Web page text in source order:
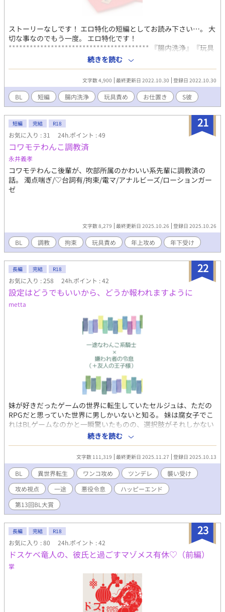
ストーリーなしです！ エロ特化の短編としてお読み下さい…。 大
切な事なのでもう一度。 エロ特化です！
**************************************** 『腸内洗浄』『玩具
責め』『お仕置き』 性欲に忠実でモラルが低い恋人に、浮気のお
仕置きをするお話しです。 キャプションで危ないな、と思った方
はそっと見なかった事にして下さい…。
続きを読む
文字数 4,900 最終更新日 2022.10.30 登録日 2022.10.30
BL 短編 腸内洗浄 玩具責め お仕置き S彼
21
短編 完結 R18
お気に入り : 31 24h.ポイント : 49
コワモテわんこ調教済
永井義孝
コワモテわんこ後輩が、吹部所属のかわいい系先輩に調教済の
話。 濁点喘ぎ/♡台詞有/拘束/電マ/アナルビーズ/ローションガー
ゼ
文字数 8,279 最終更新日 2025.10.26 登録日 2025.10.26
BL 調教 拘束 玩具責め 年上攻め 年下受け
22
長編 完結 R18
お気に入り : 258 24h.ポイント : 42
設定はどうでもいいから、どうか報われますように
metta
妹が好きだったゲームの世界に転生していたセルジュは、ただの
RPGだと思っていた世界に男しかいないと知る。 妹は腐女子でこ
れはBLゲームなのかと一瞬驚いたものの、選択肢がそれしかない
ならまあいいかと開き直り、主人公として第二の人生を謳歌しよ
うと心に決める。 しかし仲が良すぎる両親に悪意なく体よく追い
出された先の王都で、ラスボスの幼少期らしきフィリスという王
子の婚約者と出会い、最初こそ嫌がられながらも、誤解されやす
いフィリスの護衛（番犬）をしながら交流を深めていく。 一途な
わんこ騎士×嫌われ者の令息 設定はいつも以上にふんわりです。
男しかいない世界 ゲームの主人公×悪役令息 攻め視点 男性妊娠
有りの世界観(描写なし) ハッピーエンドです。
続きを読む
文字数 111,319 最終更新日 2025.11.27 登録日 2025.10.13
BL 異世界転生 ワンコ攻め ツンデレ
襲い受け
攻め視点
一途 悪役令息
ハッピーエンド
第13回BL大賞
23
長編 完結 R18
お気に入り : 80 24h.ポイント : 42
ドスケベ竜人の、彼氏と過ごすマゾメス有休♡（前編）
掌